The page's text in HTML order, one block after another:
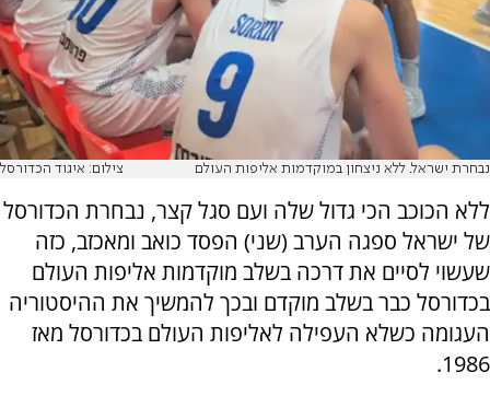
נבחרת ישראל. ללא ניצחון במוקדמות אליפות העולם צילום: איגוד הכדורסל
ללא הכוכב הכי גדול שלה ועם סגל קצר, נבחרת הכדורסל
של ישראל ספגה הערב (שני) הפסד כואב ומאכזב, כזה
שעשוי לסיים את דרכה בשלב מוקדמות אליפות העולם
בכדורסל כבר בשלב מוקדם ובכך להמשיך את ההיסטוריה
העגומה כשלא העפילה לאליפות העולם בכדורסל מאז
1986.